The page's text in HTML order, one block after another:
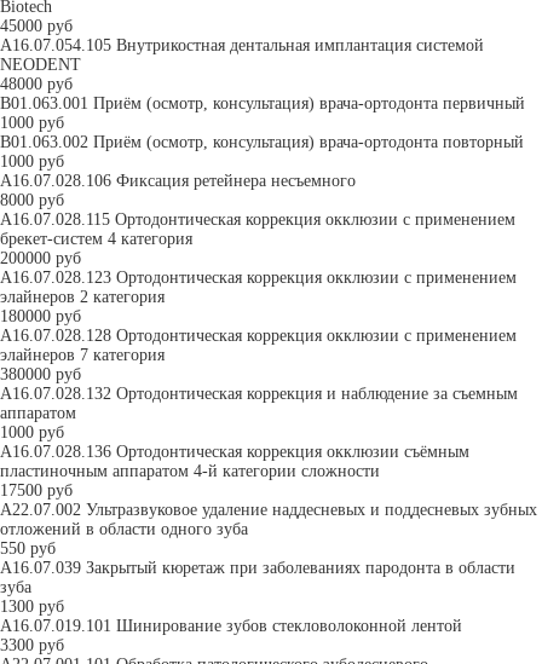
Biotech
45000 руб
A16.07.054.105 Внутрикостная дентальная имплантация системой
NEODENT
48000 руб
B01.063.001 Приём (осмотр, консультация) врача-ортодонта первичный
1000 руб
B01.063.002 Приём (осмотр, консультация) врача-ортодонта повторный
1000 руб
A16.07.028.106 Фиксация ретейнера несъемного
8000 руб
A16.07.028.115 Ортодонтическая коррекция окклюзии с применением
брекет-систем 4 категория
200000 руб
A16.07.028.123 Ортодонтическая коррекция окклюзии с применением
элайнеров 2 категория
180000 руб
A16.07.028.128 Ортодонтическая коррекция окклюзии с применением
элайнеров 7 категория
380000 руб
A16.07.028.132 Ортодонтическая коррекция и наблюдение за съемным
аппаратом
1000 руб
A16.07.028.136 Ортодонтическая коррекция окклюзии съёмным
пластиночным аппаратом 4-й категории сложности
17500 руб
А22.07.002 Ультразвуковое удаление наддесневых и поддесневых зубных
отложений в области одного зуба
550 руб
A16.07.039 Закрытый кюретаж при заболеваниях пародонта в области
зуба
1300 руб
A16.07.019.101 Шинирование зубов стекловолоконной лентой
3300 руб